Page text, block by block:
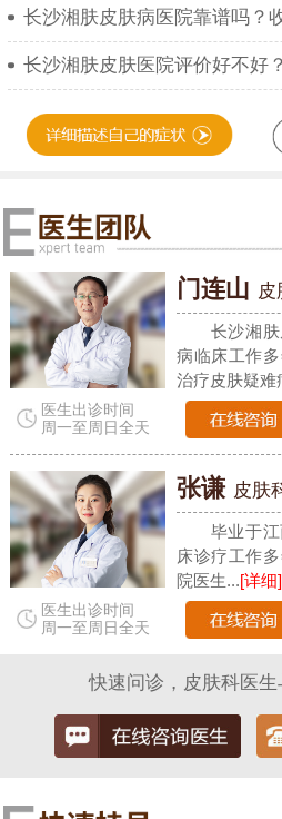
长沙湘肤皮肤病医院靠谱吗？
长沙湘肤皮肤医院评价好不好
医生出诊时间
周一至周日全天
门连山 皮
长沙湘
病临床工作
治疗皮肤疑难
医生出诊时间
周一至周日全天
张谦 皮肤
毕业于
床诊疗工作
院医生...[详细]
快速问诊，皮肤科医